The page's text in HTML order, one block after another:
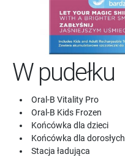
W pudełku
Oral-B Vitality Pro
Oral-B Kids Frozen
Końcówka dla dzieci
Końcówka dla dorosłych
Stacja ładująca